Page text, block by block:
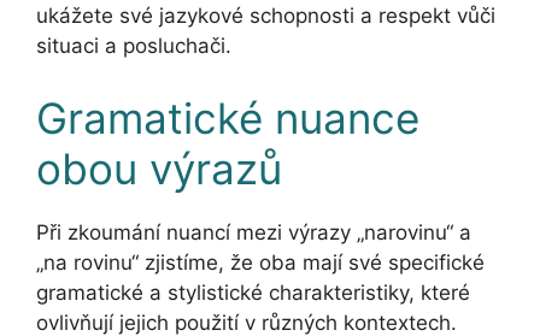
ukážete své jazykové schopnosti a respekt vůči
situaci a posluchači.
Gramatické nuance
obou výrazů
Při zkoumání nuancí mezi výrazy „narovinu“ a
„na rovinu“ zjistíme, že oba mají své specifické
gramatické a stylistické charakteristiky, které
ovlivňují jejich použití v různých kontextech.